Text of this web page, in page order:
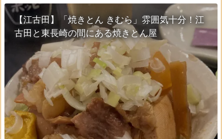
【江古田】「焼きとん きむら」雰囲気十分！江
古田と東長崎の間にある焼きとん屋